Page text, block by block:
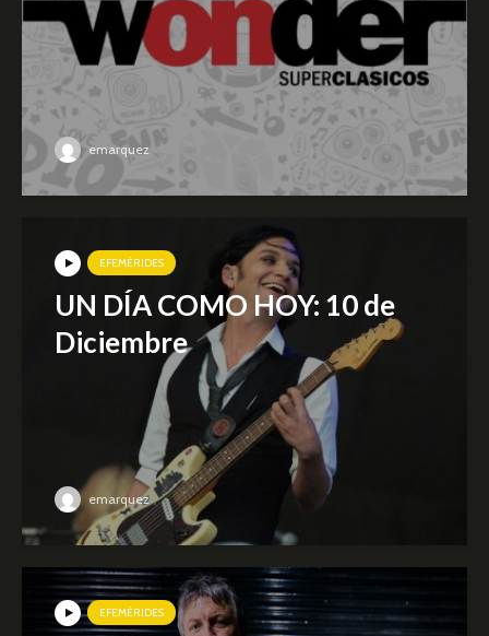
emarquez
EFEMÉRIDES
UN DÍA COMO HOY: 10 de
Diciembre
emarquez
EFEMÉRIDES